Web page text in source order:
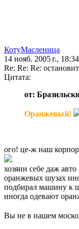
КотуМасленица
14 нояб. 2005 г.,
Re: Re: Re:
Цитата:
от:
Оранжевый!
ого! це-ж наш
хозяин себе даж
оранжевых шузах
подбирал машину к
иногда одевают
Вы не в нашем